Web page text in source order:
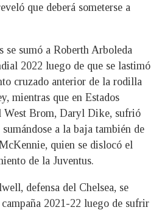
que deberá someterse a
se sumó a Roberth Arboleda
2022 luego de que se lastimó
cruzado anterior de la rodilla
mientras que en Estados
West Brom, Daryl Dike, sufrió
a la baja también de
quien se dislocó el
de la Juventus.
defensa del Chelsea, se
2021-22 luego de sufrir